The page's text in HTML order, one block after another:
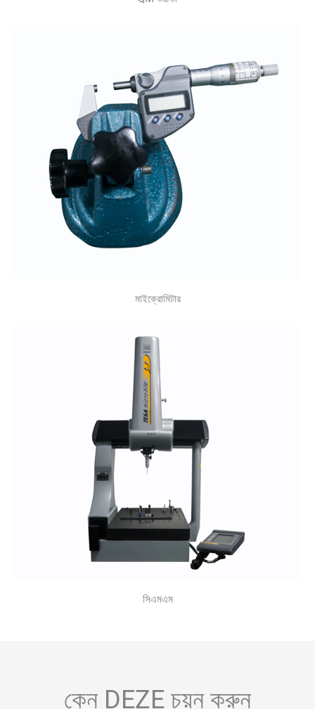
মাইক্রোমিটার
সিএমএম
কেন DEZE চয়ন করুন